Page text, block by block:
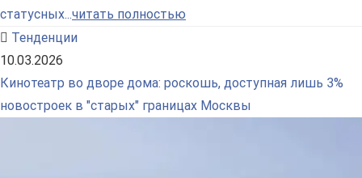
статусных...читать полностью
Тенденции
10.03.2026
Кинотеатр во дворе дома: роскошь, доступная лишь 3%
новостроек в "старых" границах Москвы